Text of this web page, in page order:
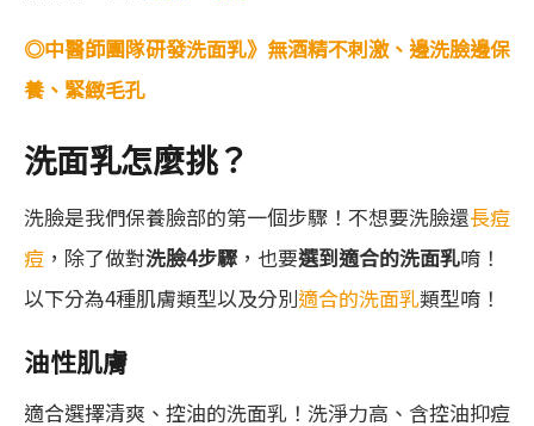
◎中醫師團隊研發洗面乳》無酒精不刺激、邊洗臉邊保
養、緊緻毛孔
洗面乳怎麼挑？
洗臉是我們保養臉部的第一個步驟！不想要洗臉還長痘
痘 ，除了做對洗臉4步驟 ，也要選到適合的洗面乳唷！
以下分為4種肌膚類型以及分別適合的洗面乳類型唷！
油性肌膚
適合選擇清爽、控油的洗面乳！洗淨力高、含控油抑痘